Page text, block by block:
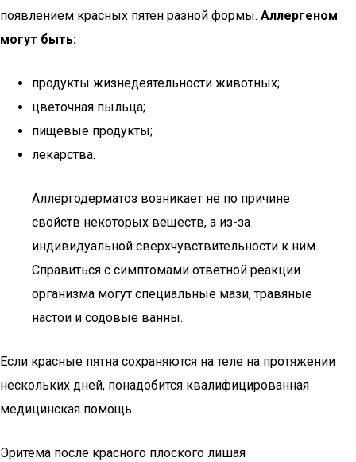
появлением красных пятен разной формы. Аллергеном
могут быть:
продукты жизнедеятельности животных;
цветочная пыльца;
пищевые продукты;
лекарства.
Аллергодерматоз возникает не по причине
свойств некоторых веществ, а из-за
индивидуальной сверхчувствительности к ним.
Справиться с симптомами ответной реакции
организма могут специальные мази, травяные
настои и содовые ванны.
Если красные пятна сохраняются на теле на протяжении
нескольких дней, понадобится квалифицированная
медицинская помощь.
Эритема после красного плоского лишая